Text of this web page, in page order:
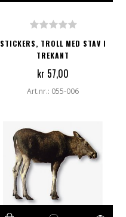
STICKERS, TROLL MED STAV I
TREKANT
kr 57,00
Art.nr.: 055-006